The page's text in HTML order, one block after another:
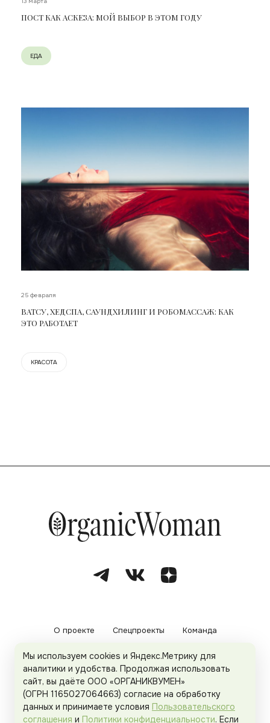
ПОСТ КАК АСКЕЗА: МОЙ ВЫБОР В ЭТОМ ГОДУ
ЕДА
25 февраля
ВАТСУ, ХЕДСПА, САУНДХИЛИНГ И РОБОМАССАЖ: КАК
ЭТО РАБОТАЕТ
КРАСОТА
О проекте Спецпроекты Команда
Рекламодателям Политика конфиденциальности
Пользовательское соглашение
Мы используем cookies и Яндекс.Метрику для
аналитики и удобства. Продолжая использовать
сайт, вы даёте ООО «ОРГАНИКВУМЕН»
(ОГРН 1165027064663) согласие на обработку
данных и принимаете условия Пользовательского
соглашения и Политики конфиденциальности. Если